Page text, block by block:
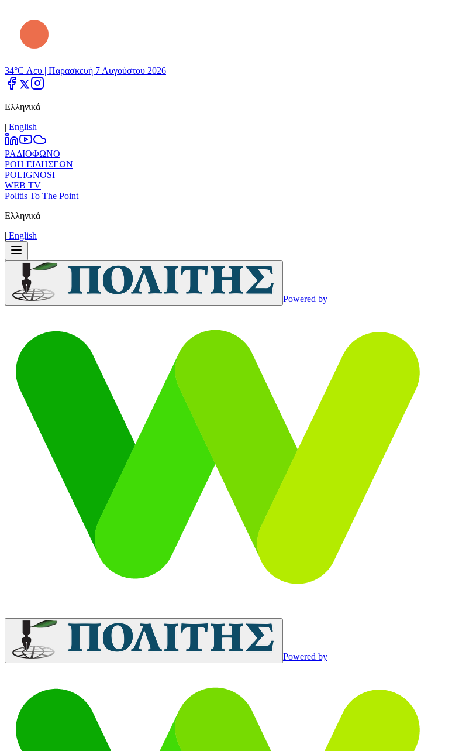
34°C Λευ | Παρασκευή 7 Αυγούστου 2026
Ελληνικά
| Εnglish
ΡΑΔΙΟΦΩΝΟ|
ΡΟΗ ΕΙΔΗΣΕΩΝ|
POLIGNOSI|
WEB TV|
Politis To The Point
Ελληνικά
| Εnglish
Powered by
Powered by